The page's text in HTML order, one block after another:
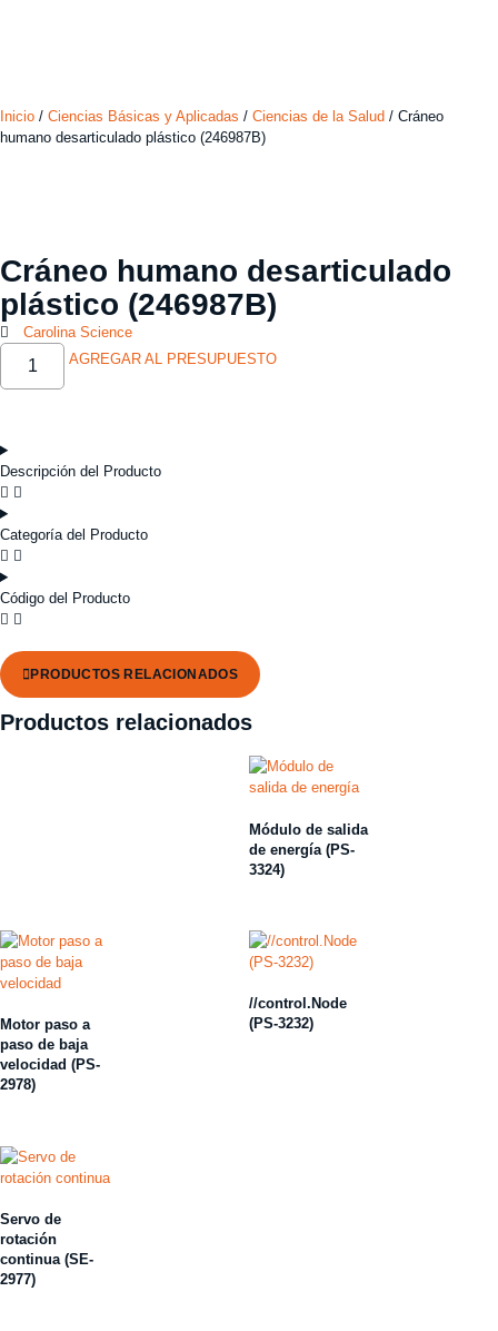
Inicio / Ciencias Básicas y Aplicadas / Ciencias de la Salud / Cráneo
humano desarticulado plástico (246987B)
Cráneo humano desarticulado
plástico (246987B)
Carolina Science
AGREGAR AL PRESUPUESTO
Descripción del Producto
Categoría del Producto
Código del Producto
PRODUCTOS RELACIONADOS
Productos relacionados
Módulo de salida
de energía (PS-
3324)
Motor paso a
paso de baja
velocidad (PS-
2978)
//control.Node
(PS-3232)
Servo de
rotación
continua (SE-
2977)